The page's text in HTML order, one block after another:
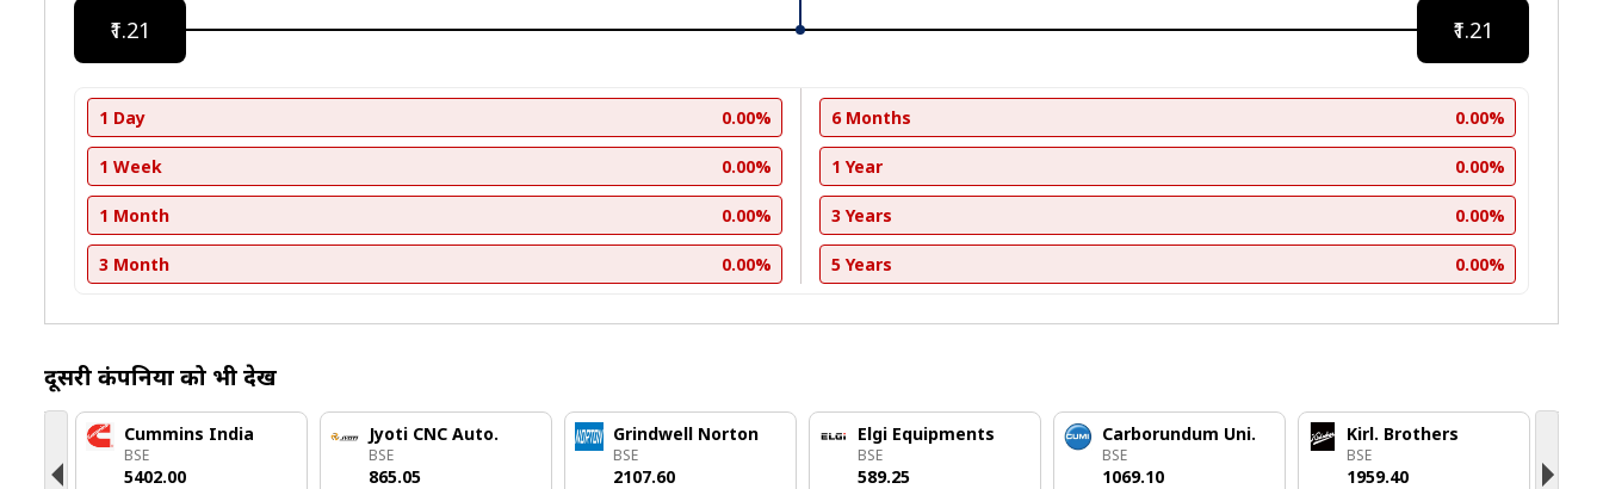
₹1.21 ₹1.21
1 Day 0.00%
1 Week 0.00%
1 Month 0.00%
3 Month 0.00%
6 Months 0.00%
1 Year 0.00%
3 Years 0.00%
5 Years 0.00%
दूसरी कंपनियों को भी देखें
Cummins India
BSE
₹5402.00
Jyoti CNC Auto.
BSE
₹865.05
Grindwell Norton
BSE
₹2107.60
Elgi Equipments
BSE
₹589.25
Carborundum Uni.
BSE
₹1069.10
Kirl. Brothers
BSE
₹1959.40